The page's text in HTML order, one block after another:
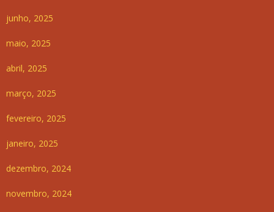
junho, 2025
maio, 2025
abril, 2025
março, 2025
fevereiro, 2025
janeiro, 2025
dezembro, 2024
novembro, 2024